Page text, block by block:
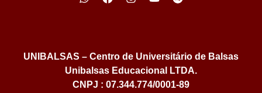
UNIBALSAS – Centro de Universitário de Balsas
Unibalsas Educacional LTDA.
CNPJ : 07.344.774/0001-89